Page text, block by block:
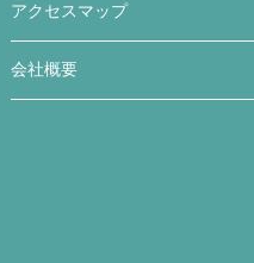
アクセスマップ
会社概要